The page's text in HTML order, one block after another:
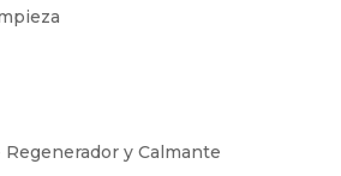
y Calmante